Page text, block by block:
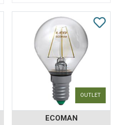
OUTLET
ECOMAN